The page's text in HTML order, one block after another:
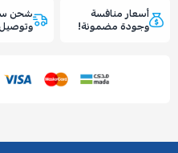
أسعار منافسة
وجودة مضمونة!
شحن
وتوصيل